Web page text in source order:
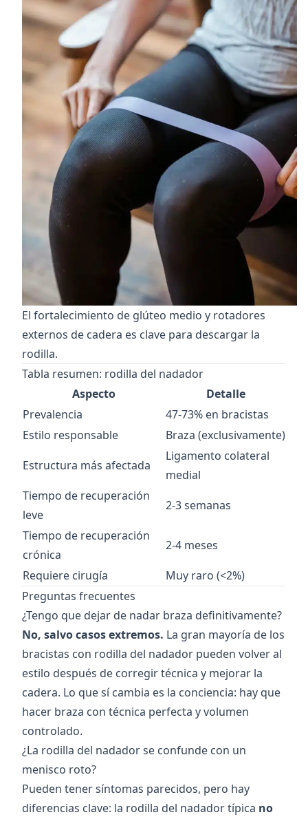
El fortalecimiento de glúteo medio y rotadores
externos de cadera es clave para descargar la
rodilla.
Tabla resumen: rodilla del nadador
Aspecto
Detalle
Prevalencia
47-73% en bracistas
Estilo responsable
Braza (exclusivamente)
Estructura más afectada
Ligamento colateral
medial
Tiempo de recuperación
leve
2-3 semanas
Tiempo de recuperación
crónica
2-4 meses
Requiere cirugía
Muy raro (<2%)
Preguntas frecuentes
¿Tengo que dejar de nadar braza definitivamente?
No, salvo casos extremos. La gran mayoría de los
bracistas con rodilla del nadador pueden volver al
estilo después de corregir técnica y mejorar la
cadera. Lo que sí cambia es la conciencia: hay que
hacer braza con técnica perfecta y volumen
controlado.
¿La rodilla del nadador se confunde con un
menisco roto?
Pueden tener síntomas parecidos, pero hay
diferencias clave: la rodilla del nadador típica no